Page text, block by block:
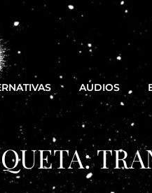
AUDIOS